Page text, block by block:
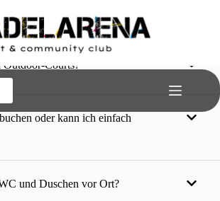
Courts?
oder kann ich einfach
und Duschen vor Ort?